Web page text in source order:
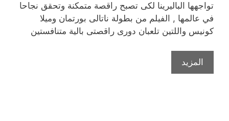
تواجهها الباليرينا لكى تصبح راقصة متمكنة وتحقق نجاحا
في عالمها , الفيلم من بطولة ناتالى بورتمان وميلا
كونيس واللتين تلعبان دورى راقصتى بالية متنافستين
المزيد